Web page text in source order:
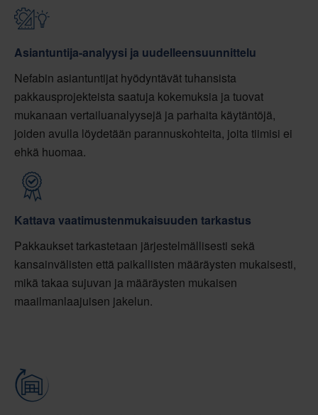
Asiantuntija-analyysi ja uudelleensuunnittelu
Nefabin asiantuntijat hyödyntävät tuhansista
pakkausprojekteista saatuja kokemuksia ja tuovat
mukanaan vertailuanalyysejä ja parhaita käytäntöjä,
joiden avulla löydetään parannuskohteita, joita tiimisi ei
ehkä huomaa.
Kattava vaatimustenmukaisuuden tarkastus
Pakkaukset tarkastetaan järjestelmällisesti sekä
kansainvälisten että paikallisten määräysten mukaisesti,
mikä takaa sujuvan ja määräysten mukaisen
maailmanlaajuisen jakelun.